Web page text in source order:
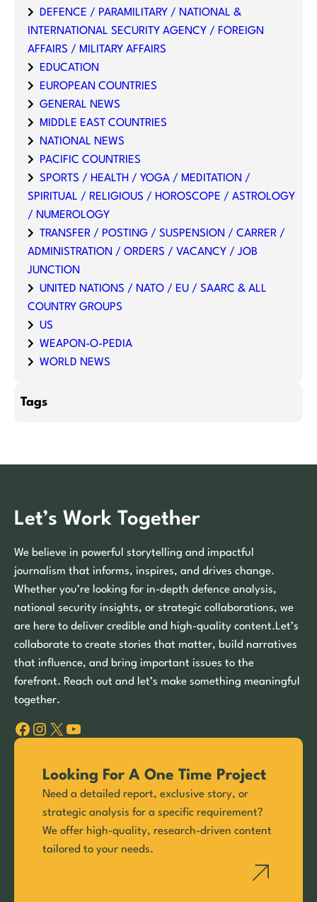
DEFENCE / PARAMILITARY / NATIONAL &
INTERNATIONAL SECURITY AGENCY / FOREIGN
AFFAIRS / MILITARY AFFAIRS
EDUCATION
EUROPEAN COUNTRIES
GENERAL NEWS
MIDDLE EAST COUNTRIES
NATIONAL NEWS
PACIFIC COUNTRIES
SPORTS / HEALTH / YOGA / MEDITATION /
SPIRITUAL / RELIGIOUS / HOROSCOPE / ASTROLOGY
/ NUMEROLOGY
TRANSFER / POSTING / SUSPENSION / CARRER /
ADMINISTRATION / ORDERS / VACANCY / JOB
JUNCTION
UNITED NATIONS / NATO / EU / SAARC & ALL
COUNTRY GROUPS
US
WEAPON-O-PEDIA
WORLD NEWS
Tags
Let’s Work Together
We believe in powerful storytelling and impactful
journalism that informs, inspires, and drives change.
Whether you’re looking for in-depth defence analysis,
national security insights, or strategic collaborations, we
are here to deliver credible and high-quality content.Let’s
collaborate to create stories that matter, build narratives
that influence, and bring important issues to the
forefront. Reach out and let’s make something meaningful
together.
Facebook Instagram X YouTube
Looking For A One Time Project
Need a detailed report, exclusive story, or
strategic analysis for a specific requirement?
We offer high-quality, research-driven content
tailored to your needs.